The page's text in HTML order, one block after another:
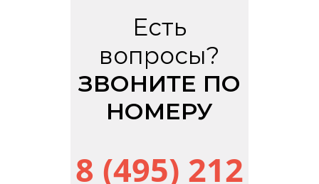
Есть
вопросы?
ЗВОНИТЕ ПО
НОМЕРУ
8 (495) 212